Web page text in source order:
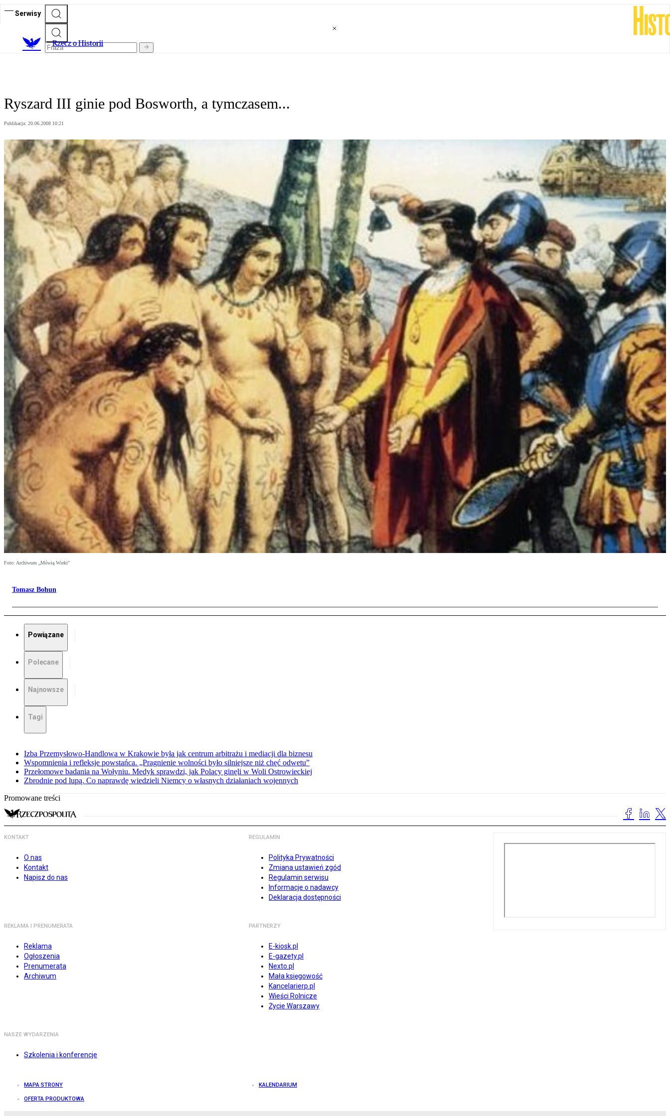
Serwisy
Rzecz o Historii
Ryszard III ginie pod Bosworth, a tymczasem...
Publikacja: 20.06.2008 10:21
Foto: Archiwum „Mówią Wieki"
Tomasz Bohun
Powiązane
Polecane
Najnowsze
Tagi
Izba Przemysłowo-Handlowa w Krakowie była jak centrum arbitrażu i mediacji dla biznesu
Wspomnienia i refleksje powstańca. „Pragnienie wolności było silniejsze niż chęć odwetu”
Przełomowe badania na Wołyniu. Medyk sprawdzi, jak Polacy ginęli w Woli Ostrowieckiej
Zbrodnie pod lupą. Co naprawdę wiedzieli Niemcy o własnych działaniach wojennych
Promowane treści
KONTAKT
O nas
Kontakt
Napisz do nas
REGULAMIN
Polityka Prywatności
Zmiana ustawień zgód
Regulamin serwisu
Informacje o nadawcy
Deklaracja dostępności
REKLAMA I PRENUMERATA
Reklama
Ogłoszenia
Prenumerata
Archiwum
PARTNERZY
E-kiosk.pl
E-gazety.pl
Nexto.pl
Mała księgowość
Kancelarierp.pl
Wieści Rolnicze
Życie Warszawy
NASZE WYDARZENIA
Szkolenia i konferencje
MAPA STRONY KALENDARIUM
OFERTA PRODUKTOWA